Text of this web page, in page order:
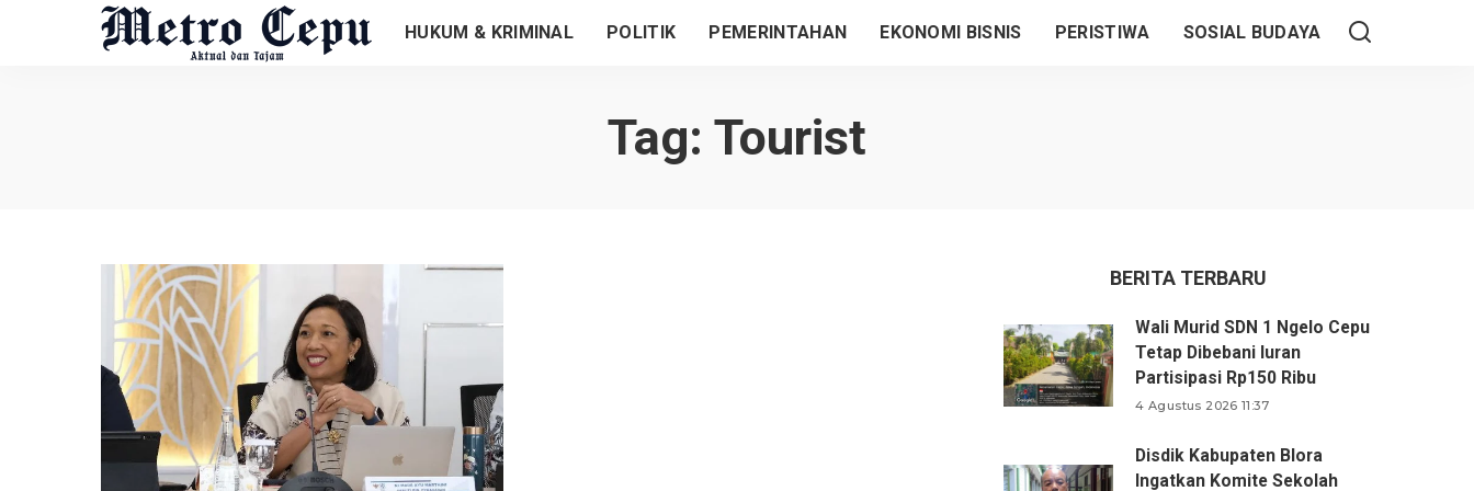
HUKUM & KRIMINAL POLITIK PEMERINTAHAN EKONOMI BISNIS PERISTIWA SOSIAL BUDAYA
Tag: Tourist
BERITA TERBARU
Wali Murid SDN 1 Ngelo Cepu
Tetap Dibebani Iuran
Partisipasi Rp150 Ribu
4 Agustus 2026 11:37
Disdik Kabupaten Blora
Ingatkan Komite Sekolah